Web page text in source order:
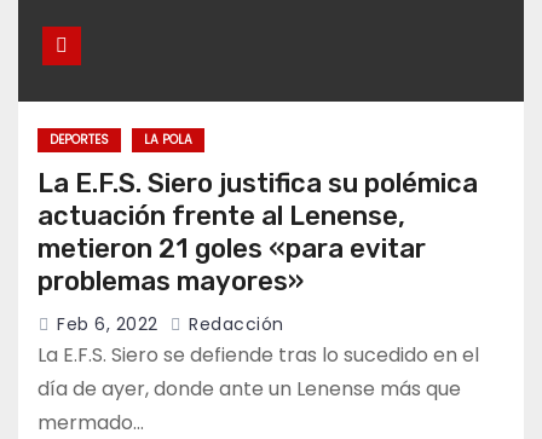
DEPORTES LA POLA
La E.F.S. Siero justifica su polémica
actuación frente al Lenense,
metieron 21 goles «para evitar
problemas mayores»
Feb 6, 2022 Redacción
La E.F.S. Siero se defiende tras lo sucedido en el
día de ayer, donde ante un Lenense más que
mermado…